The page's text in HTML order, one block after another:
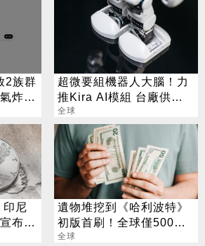
2族群
炸
超微要組機器人大腦！力
推Kira AI模組 台廠供應
鏈曝光
全球
印尼
布增
遺物堆挖到《哈利波特》
初版首刷！全球僅500本
他轉手大賺1萬倍
全球